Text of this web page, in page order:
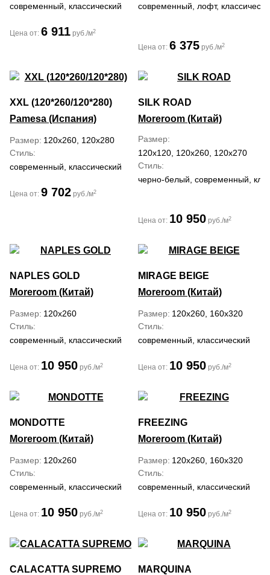
современный, классический
Цена от: 6 911 руб./м2
современный, лофт,
Цена от: 6 375 руб./м2
XXL (120*260/120*280)
Pamesa (Испания)
Размер 120x260, 120x280
Стиль
современный, классический
Цена от: 9 702 руб./м2
SILK ROAD
Moreroom (Китай)
Размер
120x120, 120x260, 120x270
Стиль
черно-белый, современный,
Цена от: 10 950 руб./м2
NAPLES GOLD
Moreroom (Китай)
Размер 120x260
Стиль
современный, классический
Цена от: 10 950 руб./м2
MIRAGE BEIGE
Moreroom (Китай)
Размер 120x260, 160x320
Стиль
современный, классический
Цена от: 10 950 руб./м2
MONDOTTE
Moreroom (Китай)
Размер 120x260
Стиль
современный, классический
Цена от: 10 950 руб./м2
FREEZING
Moreroom (Китай)
Размер 120x260, 160x320
Стиль
современный, классический
Цена от: 10 950 руб./м2
CALACATTA SUPREMO
MARQUINA